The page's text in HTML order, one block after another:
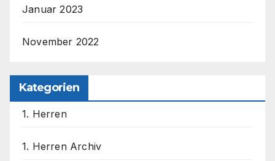
Januar 2023
November 2022
Kategorien
1. Herren
1. Herren Archiv